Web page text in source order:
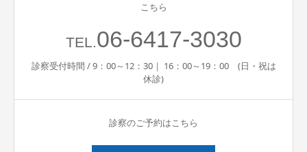
こちら
TEL.06-6417-3030
診察受付時間 / 9：00～12：30｜ 16：00～19：00 (日・祝は
休診)
診察のご予約はこちら
採用情報